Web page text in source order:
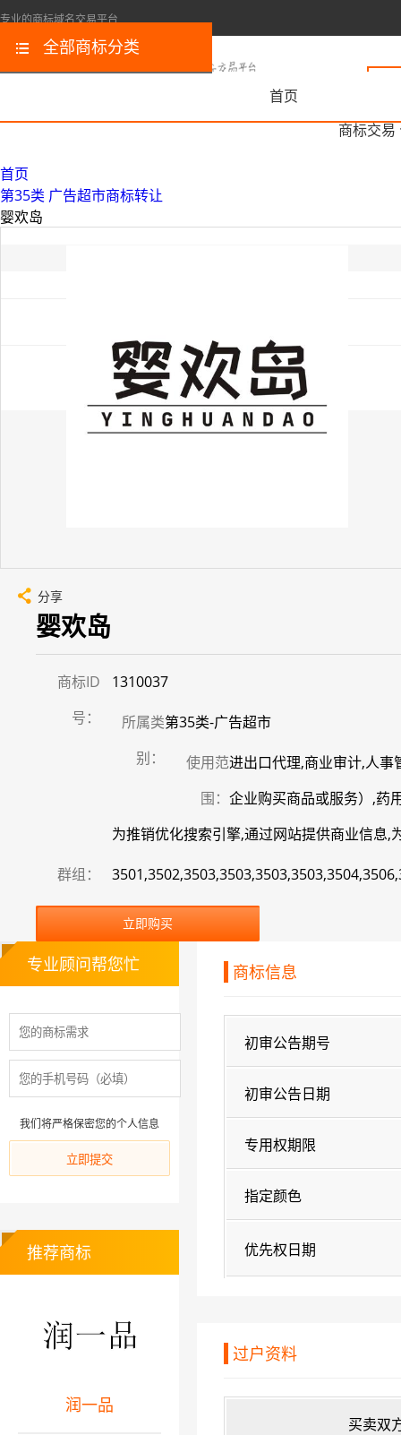
专业的商标域名交易平台
首页
商标交易
全部商标分类
首页
第35类 广告超市商标转让
婴欢岛
分享
婴欢岛
商标ID
号：
1310037
所属类
别：
第35类-广告超市
使用范
围：
进出口代理,商业审计,人
企业购买商品或服务）,药
为推销优化搜索引擎,通过网站提供商业信息,
群组：
立即购买
商标信息
初审公告期号
初审公告日期
专用权期限
指定颜色
优先权日期
过户资料
买卖双
专业顾问帮您忙
我们将严格保密您的个人信息
推荐商标
润一品